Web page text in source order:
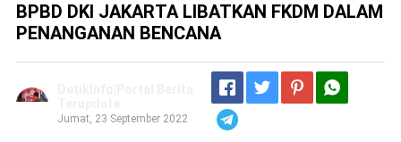
BPBD DKI JAKARTA LIBATKAN FKDM DALAM
PENANGANAN BENCANA
Jumat, 23 September 2022